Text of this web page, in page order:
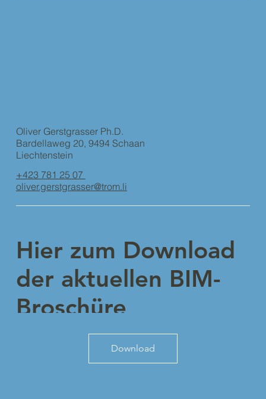
Oliver Gerstgrasser Ph.D.
Bardellaweg 20, 9494 Schaan
Liechtenstein
+423 781 25 07
oliver.gerstgrasser@trom.li
Hier zum Download
der aktuellen BIM-
Broschüre
Download